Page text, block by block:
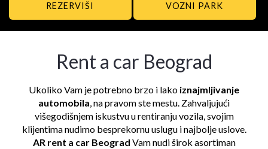
VOZNI PARK
Rent a car Beograd
Ukoliko Vam je potrebno brzo i lako iznajmljivanje
automobila, na pravom ste mestu. Zahvaljujući
višegodišnjem iskustvu u rentiranju vozila, svojim
klijentima nudimo besprekornu uslugu i najbolje uslove.
AR rent a car Beograd Vam nudi širok asortiman